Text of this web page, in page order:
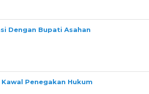
Dengan Bupati Asahan
Penegakan Hukum